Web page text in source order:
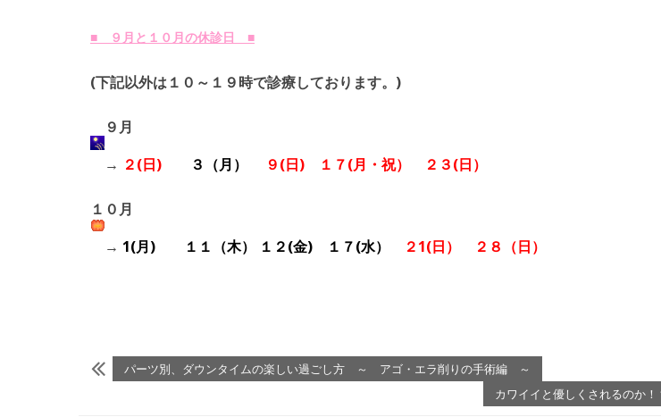
■ ９月と１０月の休診日 ■
(下記以外は１０～１９時で診療しております。)
９月
→ ２(日) ３（月） ９(日) １７(月・祝） ２３(日）
１０月
→ 1(月) １１（木） １２(金) １７(水） ２1(日） ２８（日）
パーツ別、ダウンタイムの楽しい過ごし方 ～ アゴ・エラ削りの手術編 ～
カワイイと優しくされるのか